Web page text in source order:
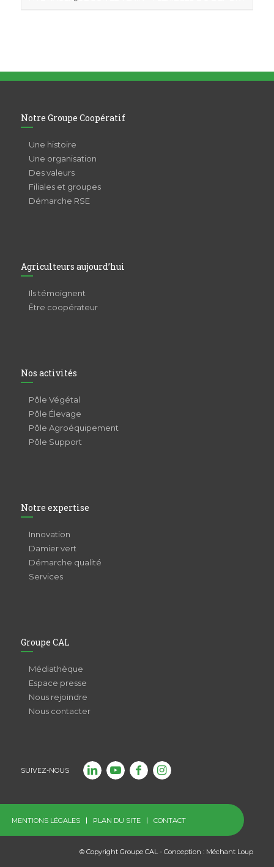
Notre Groupe Coopératif
Une histoire
Une organisation
Des valeurs
Filiales et groupes
Démarche RSE
Agriculteurs aujourd’hui
Ils témoignent
Être coopérateur
Nos activités
Pôle Végétal
Pôle Élevage
Pôle Agroéquipement
Pôle Support
Notre expertise
Innovation
Damier vert
Démarche qualité
Services
Groupe CAL
Médiathèque
Espace presse
Nous rejoindre
Nous contacter
SUIVEZ-NOUS
MENTIONS LÉGALES PLAN DU SITE CONTACT
© Copyright Groupe CAL - Conception : Méchant Loup